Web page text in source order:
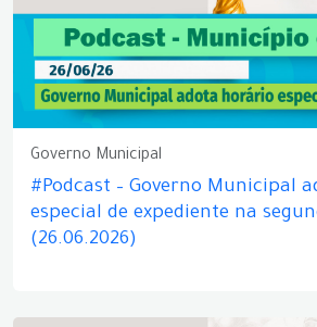
Governo Municipal
#Podcast – Governo Municipal
especial de expediente na
(26.06.2026)